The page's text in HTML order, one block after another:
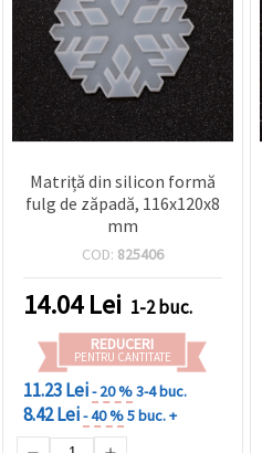
Matriță din silicon formă
fulg de zăpadă, 116x120x8
mm
COD: 825406
14.04Lei 1-2 buc.
REDUCERI
PENTRU CANTITATE
11.23 Lei- 20 %3-4 buc.
8.42 Lei- 40 %5 buc. +